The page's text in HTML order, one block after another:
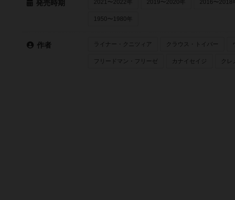
発売時期 2021〜2022年 2019〜2020年 2016〜2018
1950〜1980年
作者 ライナー・クニツィア クラウス・トイバー
フリードマン・フリーゼ カナイセイジ クレ